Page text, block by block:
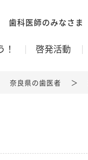
歯科医師のみなさま
啓発活動
奈良県の歯医者